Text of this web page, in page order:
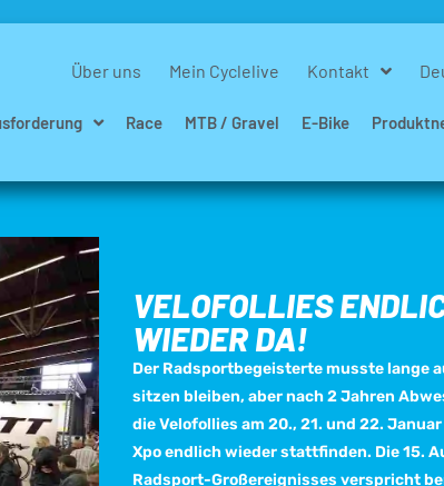
Über uns Mein Cyclelive Kontakt
Race MTB / Gravel E-Bike
VELOFOLLIES
WIEDER DA!
Der Radsportbegeisterte musste lange
sitzen bleiben, aber nach 2 Jahren
die Velofollies am 20., 21. und 22.
Xpo endlich wieder stattfinden. Die 15.
Radsport-Großereignisses verspricht